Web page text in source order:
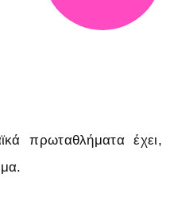
πρωταθλήματα έχει,